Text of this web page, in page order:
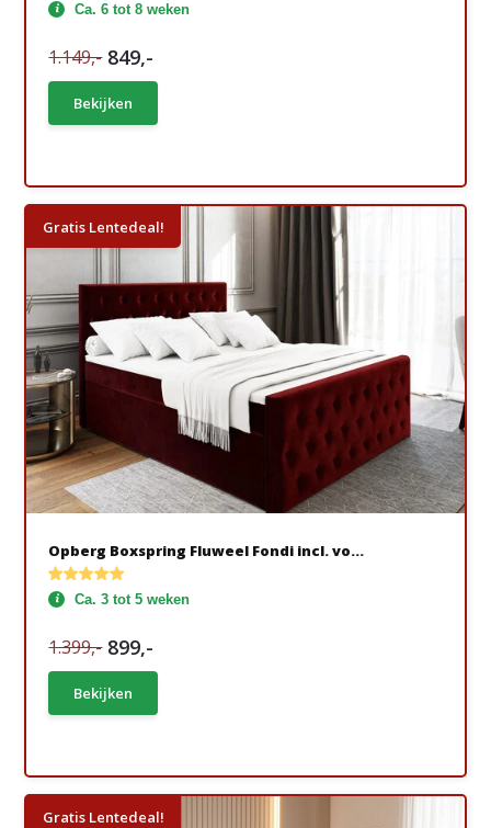
Ca. 6 tot 8 weken
1.149,- 849,-
Bekijken
Gratis Lentedeal!
Opberg Boxspring Fluweel Fondi incl. vo...
Ca. 3 tot 5 weken
1.399,- 899,-
Bekijken
Gratis Lentedeal!